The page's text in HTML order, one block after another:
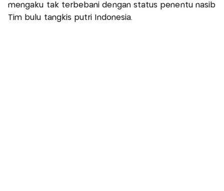
mengaku tak terbebani dengan status penentu nasib
Tim bulu tangkis putri Indonesia.